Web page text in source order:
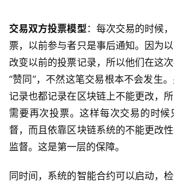
交易双方投票模型：每次交易的时候
票，以前参与者只是事后通知。因为
改变以前的投票记录，所以他们在这
“赞同”，不然这笔交易根本不会发生
记录也都记录在区块链上不能更改，
需要再次投票。这样每次交易的时
督，而且依靠区块链系统的不能更改
监督。这是第一层的保障。
同时间，系统的智能合约可以启动，